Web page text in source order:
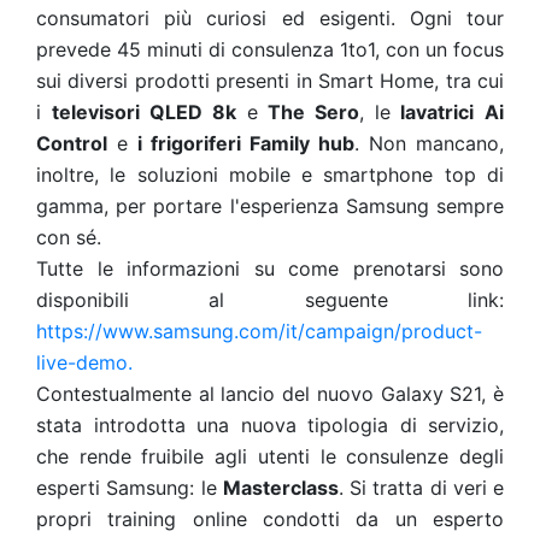
consumatori più curiosi ed esigenti. Ogni tour
prevede 45 minuti di consulenza 1to1, con un focus
sui diversi prodotti presenti in Smart Home, tra cui
i televisori QLED 8k eThe Sero, le lavatrici Ai
Control e i frigoriferi Family hub. Non mancano,
inoltre, le soluzioni mobile e smartphone top di
gamma, per portare l'esperienza Samsung sempre
con sé.
Tutte le informazioni su come prenotarsi sono
disponibili al seguente link:
https://www.samsung.com/it/campaign/product-
live-demo.
Contestualmente al lancio del nuovo Galaxy S21, è
stata introdotta una nuova tipologia di servizio,
che rende fruibile agli utenti le consulenze degli
esperti Samsung: le Masterclass. Si tratta di veri e
propri training online condotti da un esperto